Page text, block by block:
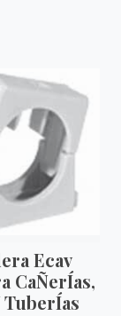
Ecav
CaÑerÍas,
TuberÍas